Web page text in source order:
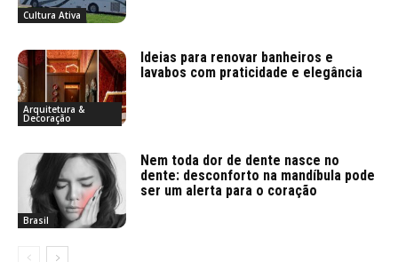
Cultura Ativa
Arquitetura &
Decoração
Ideias para renovar banheiros e
lavabos com praticidade e elegância
Brasil
Nem toda dor de dente nasce no
dente: desconforto na mandíbula pode
ser um alerta para o coração